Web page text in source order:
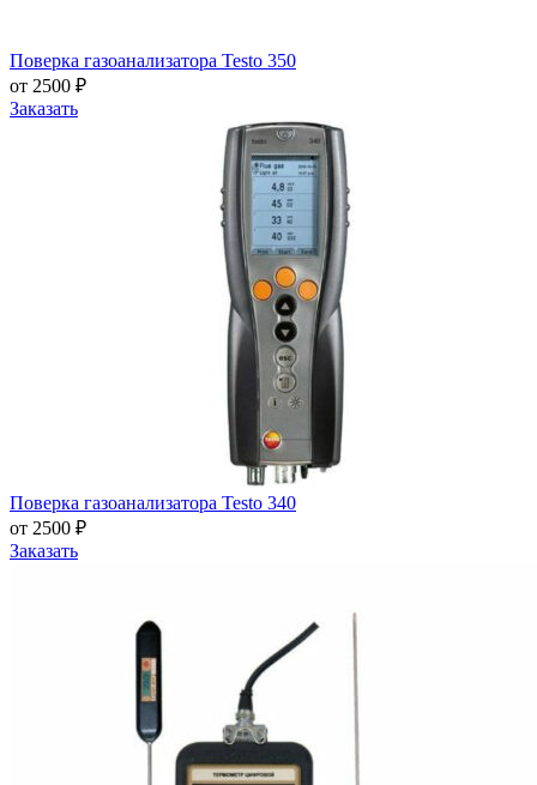
Поверка газоанализатора Testo 350
от 2500 ₽
Заказать
Поверка газоанализатора Testo 340
от 2500 ₽
Заказать